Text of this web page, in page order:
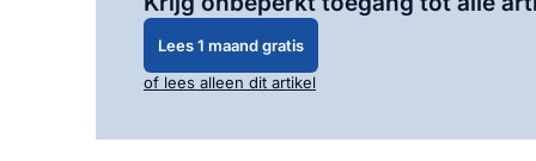
Lees 1 maand gratis
of lees alleen dit artikel